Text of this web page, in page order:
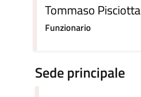
Tommaso Pisciotta
Funzionario
Sede principale